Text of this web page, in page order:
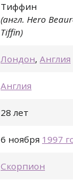
Тиффин
(англ. Hero
Tiffin)
Лондон, Англия
Англия
28 лет
6 ноября 1997
Скорпион